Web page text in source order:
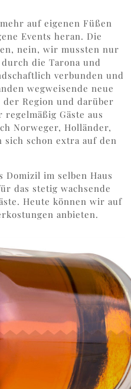
auf eigenen Füßen
Events heran. Die
nein, wir mussten nur
die Tarona und
verbunden und
wegweisende neue
Region und darüber
Gäste aus
Norweger, Holländer,
schon extra auf den
Domizil im selben Haus
das stetig wachsende
Heute können wir auf
anbieten.